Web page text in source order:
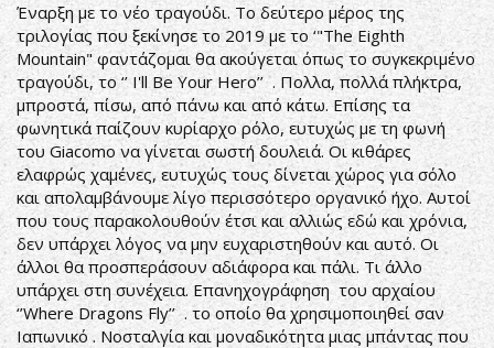
Έναρξη με το νέο τραγούδι. Το δεύτερο μέρος της
τριλογίας που ξεκίνησε το 2019 με το ‘"The Eighth
Mountain" φαντάζομαι θα ακούγεται όπως το συγκεκριμένο
τραγούδι, το ‘’ I'll Be Your Hero’’ . Πολλα, πολλά πλήκτρα,
μπροστά, πίσω, από πάνω και από κάτω. Επίσης τα
φωνητικά παίζουν κυρίαρχο ρόλο, ευτυχώς με τη φωνή
του Giacomo να γίνεται σωστή δουλειά. Οι κιθάρες
ελαφρώς χαμένες, ευτυχώς τους δίνεται χώρος για σόλο
και απολαμβάνουμε λίγο περισσότερο οργανικό ήχο. Αυτοί
που τους παρακολουθούν έτσι και αλλιώς εδώ και χρόνια,
δεν υπάρχει λόγος να μην ευχαριστηθούν και αυτό. Οι
άλλοι θα προσπεράσουν αδιάφορα και πάλι. Τι άλλο
υπάρχει στη συνέχεια. Επανηχογράφηση του αρχαίου
‘’Where Dragons Fly’’ . το οποίο θα χρησιμοποιηθεί σαν
Ιαπωνικό . Νοσταλγία και μοναδικότητα μιας μπάντας που